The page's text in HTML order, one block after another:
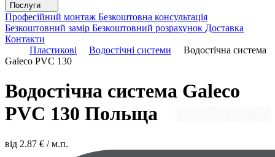
Послуги
Професійний монтаж Безкоштовна консультація
Безкоштовний замір Безкоштовний розрахунок Доставка
Контакти
Пластикові
Водостічні системи
Водостічна система
Galeco PVC 130
Водостічна система Galeco
PVC 130 Польща
від 2.87 € / м.п.